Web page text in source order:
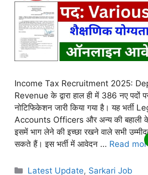
Income Tax Recruitment 2025:
Revenue के द्वारा हाल ही में 386 नए पदों
नोटिफिकेशन जारी किया गया है। यह भर्ती
Accounts Officers और अन्य की बहाली के
इसमें भाग लेने की इच्छा रखने वाले सभी
सकते हैं। इस भर्ती में आवेदन … Read
Categories
Latest Update, Sarkari Job